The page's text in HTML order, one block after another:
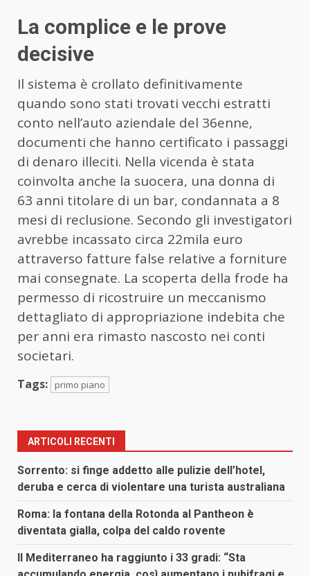
La complice e le prove
decisive
Il sistema è crollato definitivamente
quando sono stati trovati vecchi estratti
conto nell’auto aziendale del 36enne,
documenti che hanno certificato i passaggi
di denaro illeciti. Nella vicenda è stata
coinvolta anche la suocera, una donna di
63 anni titolare di un bar, condannata a 8
mesi di reclusione. Secondo gli investigatori
avrebbe incassato circa 22mila euro
attraverso fatture false relative a forniture
mai consegnate. La scoperta della frode ha
permesso di ricostruire un meccanismo
dettagliato di appropriazione indebita che
per anni era rimasto nascosto nei conti
societari.
Tags: primo piano
ARTICOLI RECENTI
Sorrento: si finge addetto alle pulizie dell’hotel,
deruba e cerca di violentare una turista australiana
Roma: la fontana della Rotonda al Pantheon è
diventata gialla, colpa del caldo rovente
Il Mediterraneo ha raggiunto i 33 gradi: “Sta